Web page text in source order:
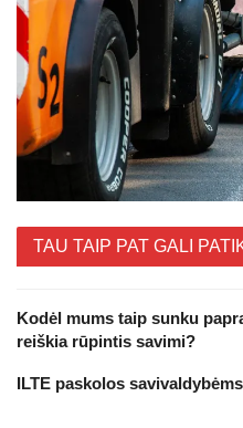
TAU TAIP PAT GALI
Kodėl mums taip sunku
reiškia rūpintis savimi?
ILTE paskolos savivaldybėms